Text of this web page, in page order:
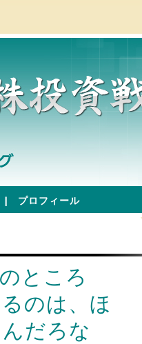
| プロフィール
ところ
のは、ほ
だろな